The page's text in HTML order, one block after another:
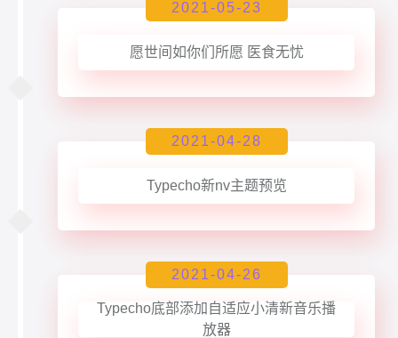
2021-05-23
愿世间如你们所愿 医食无忧
2021-04-28
Typecho新nv主题预览
2021-04-26
Typecho底部添加自适应小清新音乐播
放器